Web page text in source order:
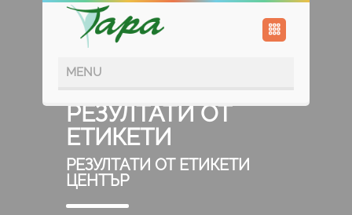
РЕЗУЛТАТИ ОТ
ЕТИКЕТИ
РЕЗУЛТАТИ ОТ ЕТИКЕТИ
ЦЕНТЪР